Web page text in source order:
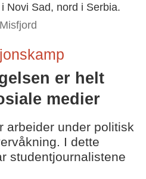
Novi Sad, nord i Serbia.
er helt
medier
arbeider under politisk
I dette
studentjournalistene